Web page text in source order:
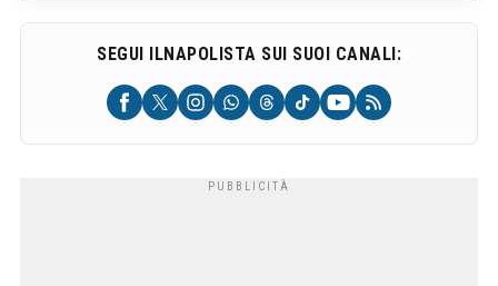
SEGUI ILNAPOLISTA SUI SUOI CANALI: